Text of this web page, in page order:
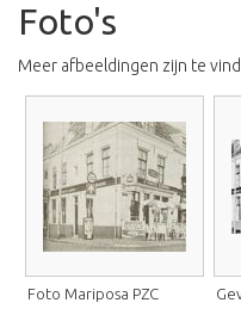
Foto's
Meer afbeeldingen zijn te
Foto Mariposa PZC